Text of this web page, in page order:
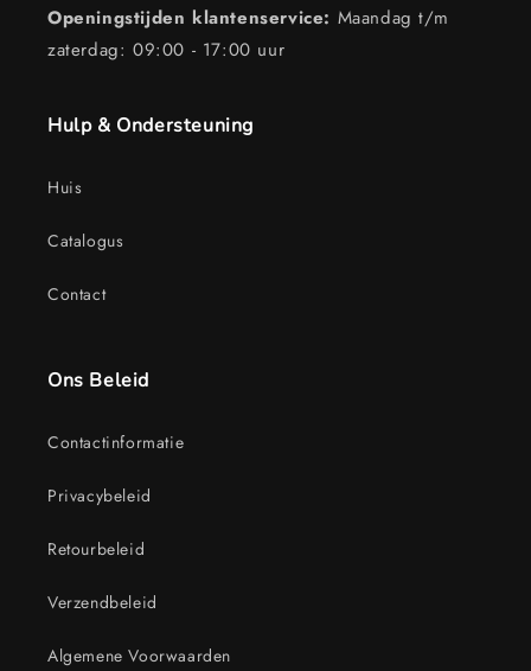
Openingstijden klantenservice: Maandag t/m
zaterdag: 09:00 - 17:00 uur
Hulp & Ondersteuning
Huis
Catalogus
Contact
Ons Beleid
Contactinformatie
Privacybeleid
Retourbeleid
Verzendbeleid
Algemene Voorwaarden